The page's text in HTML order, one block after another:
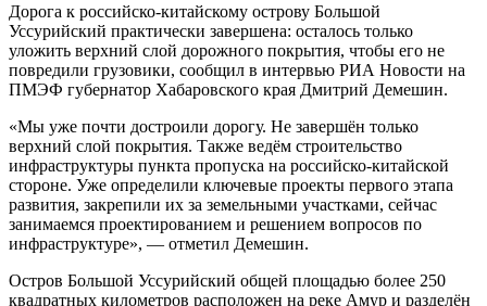
Дорога к российско-китайскому острову Большой
Уссурийский практически завершена: осталось только
уложить верхний слой дорожного покрытия, чтобы его не
повредили грузовики, сообщил в интервью РИА Новости на
ПМЭФ губернатор Хабаровского края Дмитрий Демешин.
«Мы уже почти достроили дорогу. Не завершён только
верхний слой покрытия. Также ведём строительство
инфраструктуры пункта пропуска на российско-китайской
стороне. Уже определили ключевые проекты первого этапа
развития, закрепили их за земельными участками, сейчас
занимаемся проектированием и решением вопросов по
инфраструктуре», — отметил Демешин.
Остров Большой Уссурийский общей площадью более 250
квадратных километров расположен на реке Амур и разделён